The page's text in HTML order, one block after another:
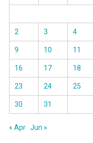
2 3 4
9 10 11
16 17 18
23 24 25
30 31
« Apr Jun »